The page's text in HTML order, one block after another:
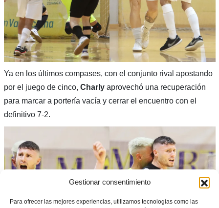
Gestionar consentimiento
Para ofrecer las mejores experiencias, utilizamos tecnologías como las
Ya en los últimos compases, con el conjunto rival apostando
por el juego de cinco, Charlyaprovechó una recuperación
para marcar a portería vacía y cerrar el encuentro con el
definitivo 7-2.